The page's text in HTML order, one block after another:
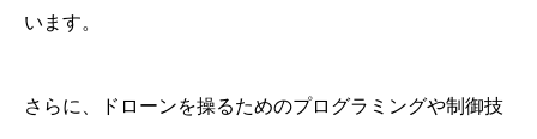
います。
さらに、ドローンを操るためのプログラミングや制御技